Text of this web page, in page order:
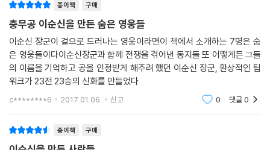
임진왜란은 화약 전쟁이다. 전쟁이 한창 진행될 무렵 조선 수군에 화약이
떨어지자 이순신은 급히 이봉수를 찾는다. 이봉수는 바다 속에 철쇄를 심
을 때 나무 도르래를 이용하는 발상을 하기도 하고, 봉수대를 마치 예술품
처럼 완벽하게 설치할 만큼 과학자다운 역량을 보였던 인물이다. 이순신은
이봉수의 가능성을 염두에 두고 있다가 위기 상황이 닥치자 이봉수를 찾은
것이다. 이봉수는 애매한 기록 하나를 근거로 수없이 많은 실험을 거듭한
끝에 화약의 재료인 염초 제조에 성공하고, 따라서 조선은 승리의 폭죽을
종이책 구매
충무공 이순신을 만든 숨은 영웅들
이순신 장군이 겉으로 드러나는 영웅이라면이 책에서 소개하는 7명은 숨
은 영웅들이다이순신장군과 함께 전쟁을 겪어낸 동지들 또 어떻게든 그들
의 이름을 기억하고 공을 인정받게 해주려 했던 이순신 장군, 환상적인 팀
워크가 23전 23승의 신화를 만들었다
c********6 2017.01.06. 신고 0 댓글0
종이책 구매